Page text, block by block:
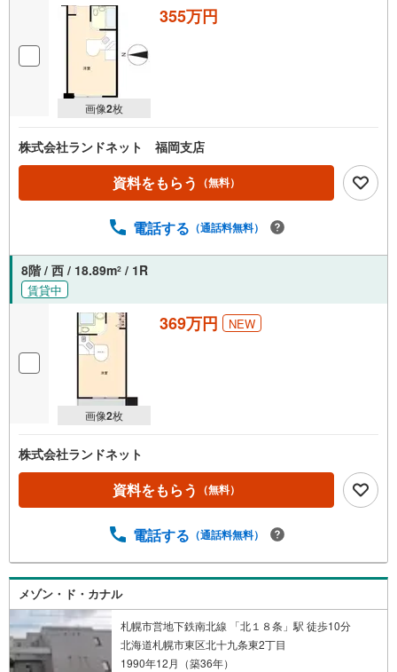
画像2枚
355万円
株式会社ランドネット 福岡支店
資料をもらう （無料）
電話する （通話料無料）
8階 / 西 / 18.89m2 / 1R
賃貸中
画像2枚
369万円 NEW
株式会社ランドネット
資料をもらう （無料）
電話する （通話料無料）
メゾン・ド・カナル
札幌市営地下鉄南北線 「北１８条」駅 徒歩10分
北海道札幌市東区北十九条東2丁目
1990年12月（築36年）